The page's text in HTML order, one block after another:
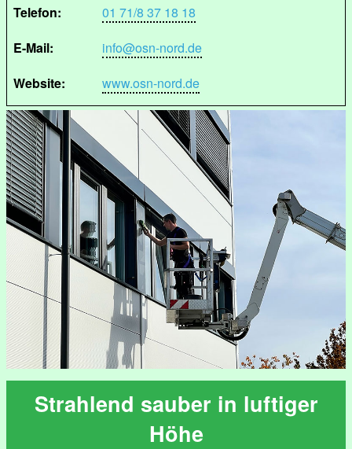
Telefon:
01 71/8 37 18 18
E-Mail:
info@osn-nord.de
Website:
www.osn-nord.de
Strahlend sauber in luftiger
Höhe